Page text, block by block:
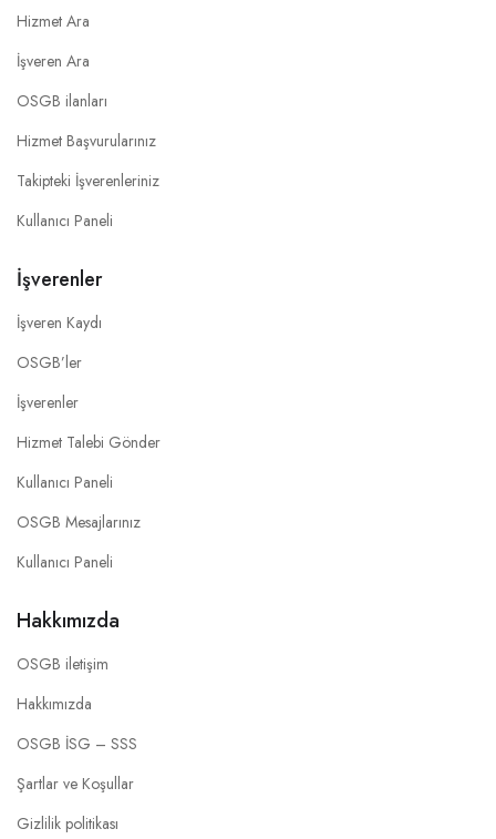
Hizmet Ara
İşveren Ara
OSGB ilanları
Hizmet Başvurularınız
Takipteki İşverenleriniz
Kullanıcı Paneli
İşverenler
İşveren Kaydı
OSGB’ler
İşverenler
Hizmet Talebi Gönder
Kullanıcı Paneli
OSGB Mesajlarınız
Kullanıcı Paneli
Hakkımızda
OSGB iletişim
Hakkımızda
OSGB İSG – SSS
Şartlar ve Koşullar
Gizlilik politikası